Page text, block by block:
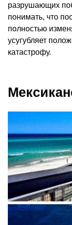
разрушающих
понимать, что
полностью
усугубляет
катастрофу.